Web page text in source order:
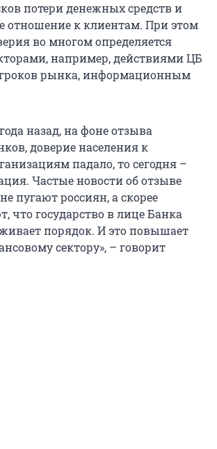
потери денежных средств и
отношение к клиентам. При этом
во многом определяется
например, действиями ЦБ
рынка, информационным
назад, на фоне отзыва
доверие населения к
падало, то сегодня –
Частые новости об отзыве
пугают россиян, а скорее
что государство в лице Банка
порядок. И это повышает
сектору», – говорит